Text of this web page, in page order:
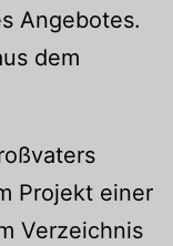
Angebotes.
dem
Projekt einer
Verzeichnis